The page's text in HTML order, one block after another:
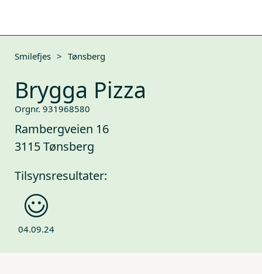
Smilefjes > Tønsberg
Brygga Pizza
Orgnr. 931968580
Rambergveien 16
3115 Tønsberg
Tilsynsresultater:
04.09.24